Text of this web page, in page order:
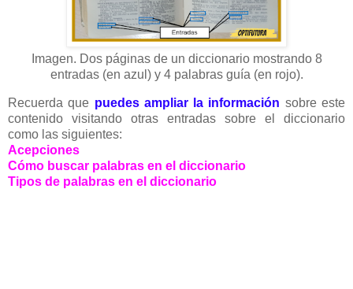
Imagen. Dos páginas de un diccionario mostrando 8
entradas (en azul) y 4 palabras guía (en rojo).
Recuerda que puedes ampliar la información sobre este
contenido visitando otras entradas sobre el diccionario
como las siguientes:
Acepciones
Cómo buscar palabras en el diccionario
Tipos de palabras en el diccionario